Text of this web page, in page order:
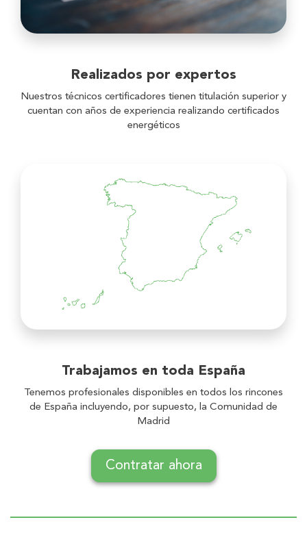
Realizados por expertos
Nuestros técnicos certificadores tienen titulación superior y
cuentan con años de experiencia realizando certificados
energéticos
Trabajamos en toda España
Tenemos profesionales disponibles en todos los rincones
de España incluyendo, por supuesto, la Comunidad de
Madrid
Contratar ahora